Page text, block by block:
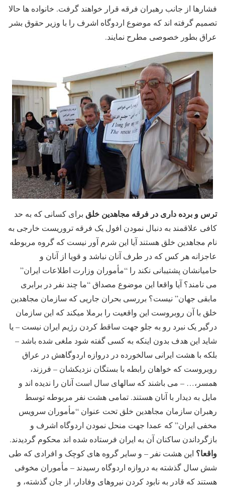
فشارها از جانب رهبران فرقه قرار خواهند گرفت. خانواده ها حالا
تصمیم گرفته اند که موضوع اردوگاه اشرف را با وزیر حقوق بشر
عراق بطور خصوصی مطرح نمایند.
ترس و برده داری در فرقه مجاهدین خلق برای کسانی که به حد
کافی علاقمند به دنبال نمودن افول یک فرقه تروریست خارجی به
نام مجاهدین خلق هستند آیا این شرم آور نیست که گروه مربوطه
عاجزانه هر کس که در طرف آنان نباشد و قویا از آنان و
حامیانشان پشتیبانی نکند را “مأموران وزارت اطلاعات ایران”
می نامند؟ آیا واقعا این موضوع مصداق “ما چند نفر در برابری
مابقی جهان” نیست؟ بررسی بحران جاریی که سازمان مجاهدین
خلق با آن روبروست این واقعیت را برملا میکند که این سازمان
درگیر یک نبرد رو به جلو جهت ساقط کردن رژیم ایران نیست – یا
شاید این هدف بدون اینکه به کسی گفته شود ملغی شده باشد –
بلکه با هشت ایرانی سالخورده در دروازه اردوگاهش در عراق
روبروست که خواهان رابطه با بستگان نزدیکشان – فرزند،
همسر،… – می باشند که سالهای سال است آنان را ندیده اند و
مایل به دیدار با آنان هستند. تمامی هشت نفر مربوطه توسط
رهبران سازمان مجاهدین خلق تحت عنوان “مأموران سرویس
مخفی ایران” که عمدا جهت منحل نمودن اردوگاه اشرف و
بازگرداندن ساکنان آن به ایران فرستاده شده اند محکوم گردیدند.
واقعا؟ این هشت نفر – و سایر گروه های کوچک و افرادی که طی
شش سال گذشته به دروازه اردوگاه رسیدند – مأموران مخوفی
هستند که قادر به نابود کردن نیروهای وفادار، از جان گذشته، و